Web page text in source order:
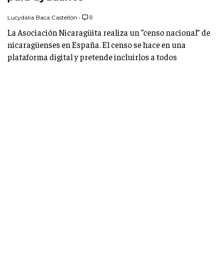
Lucydalia Baca Castellón • 0
La Asociación Nicaragüita realiza un “censo nacional” de
nicaragüenses en España. El censo se hace en una
plataforma digital y pretende incluirlos a todos